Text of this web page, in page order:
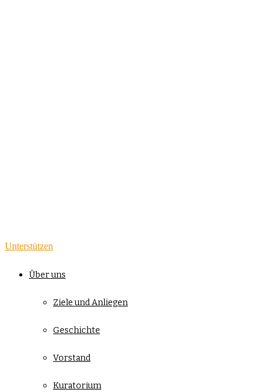
Unterstützen
Über uns
Ziele und Anliegen
Geschichte
Vorstand
Kuratorium